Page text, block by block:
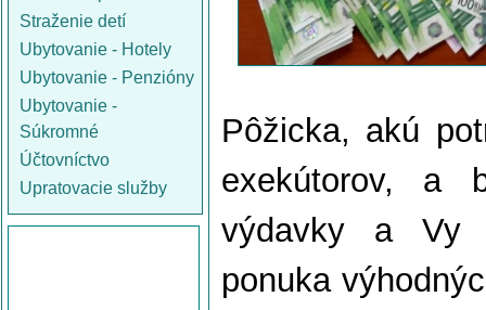
Straženie detí
Ubytovanie - Hotely
Ubytovanie - Penzióny
Ubytovanie -
Súkromné
Účtovníctvo
Upratovacie služby
Pôžicka, akú
exekútorov, a
výdavky a Vy
ponuka